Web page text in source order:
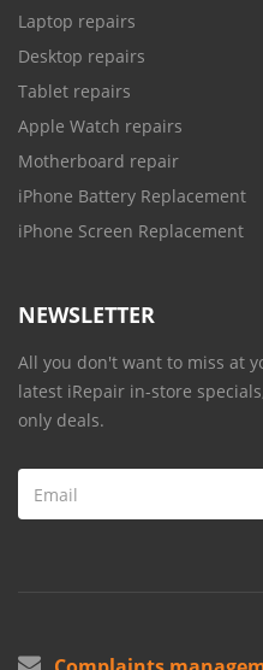
Laptop repairs
Desktop repairs
Tablet repairs
Apple Watch repairs
Motherboard repair
iPhone Battery Replacement
iPhone Screen Replacement
NEWSLETTER
All you don't want to miss at
latest iRepair in-store
only deals.